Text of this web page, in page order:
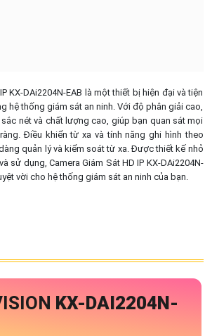
KX-DAi2204N-EAB là một thiết bị hiện đại và tiện
hệ thống giám sát an ninh. Với độ phân giải cao,
nét và chất lượng cao, giúp bạn quan sát mọi
Điều khiển từ xa và tính năng ghi hình theo
quản lý và kiểm soát từ xa. Được thiết kế nhỏ
sử dụng, Camera Giám Sát HD IP KX-DAi2204N-
vời cho hệ thống giám sát an ninh của bạn.
KX-DAI2204N-